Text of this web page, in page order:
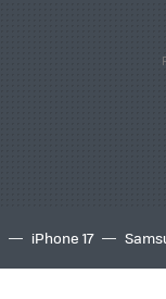
iPhone 17